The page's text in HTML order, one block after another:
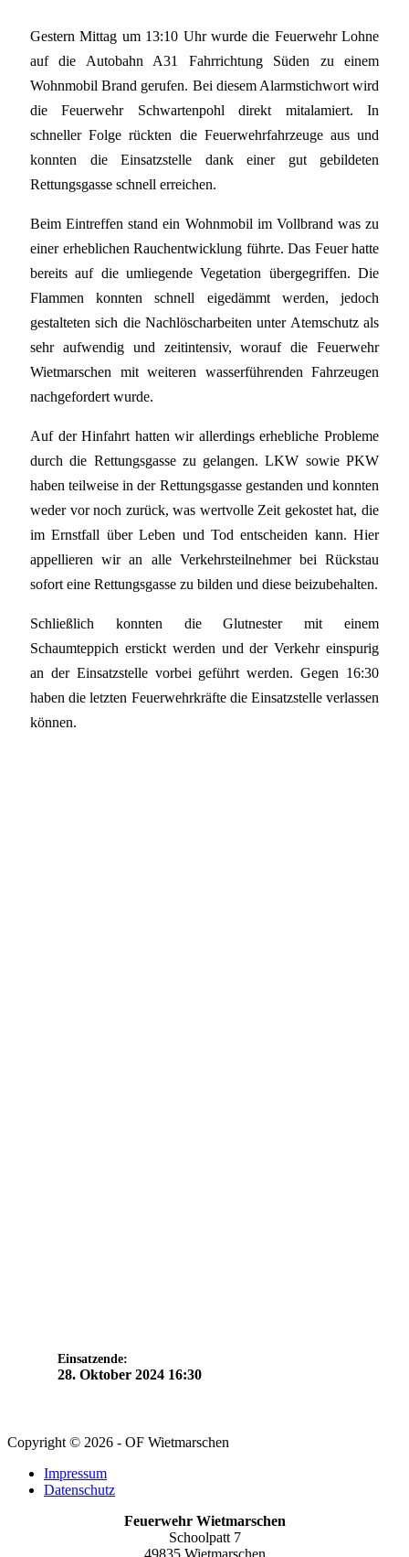
Gestern Mittag um 13:10 Uhr wurde die Feuerwehr Lohne
auf die Autobahn A31 Fahrrichtung Süden zu einem
Wohnmobil Brand gerufen. Bei diesem Alarmstichwort wird
die Feuerwehr Schwartenpohl direkt mitalamiert. In
schneller Folge rückten die Feuerwehrfahrzeuge aus und
konnten die Einsatzstelle dank einer gut gebildeten
Rettungsgasse schnell erreichen.
Beim Eintreffen stand ein Wohnmobil im Vollbrand was zu
einer erheblichen Rauchentwicklung führte. Das Feuer hatte
bereits auf die umliegende Vegetation übergegriffen. Die
Flammen konnten schnell eigedämmt werden, jedoch
gestalteten sich die Nachlöscharbeiten unter Atemschutz als
sehr aufwendig und zeitintensiv, worauf die Feuerwehr
Wietmarschen mit weiteren wasserführenden Fahrzeugen
nachgefordert wurde.
Auf der Hinfahrt hatten wir allerdings erhebliche Probleme
durch die Rettungsgasse zu gelangen. LKW sowie PKW
haben teilweise in der Rettungsgasse gestanden und konnten
weder vor noch zurück, was wertvolle Zeit gekostet hat, die
im Ernstfall über Leben und Tod entscheiden kann. Hier
appellieren wir an alle Verkehrsteilnehmer bei Rückstau
sofort eine Rettungsgasse zu bilden und diese beizubehalten.
Schließlich konnten die Glutnester mit einem
Schaumteppich erstickt werden und der Verkehr einspurig
an der Einsatzstelle vorbei geführt werden. Gegen 16:30
haben die letzten Feuerwehrkräfte die Einsatzstelle verlassen
können.
Einsatzende:
28. Oktober 2024 16:30
Copyright © 2026 - OF Wietmarschen
Impressum
Datenschutz
Feuerwehr Wietmarschen
Schoolpatt 7
49835 Wietmarschen